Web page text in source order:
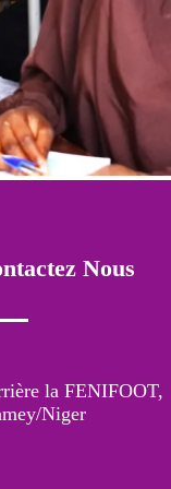
Nous
la FENIFOOT,
Niger